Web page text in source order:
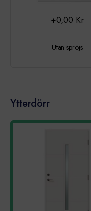
Utan spröjs
+0,00 Kr
Ytterdörr